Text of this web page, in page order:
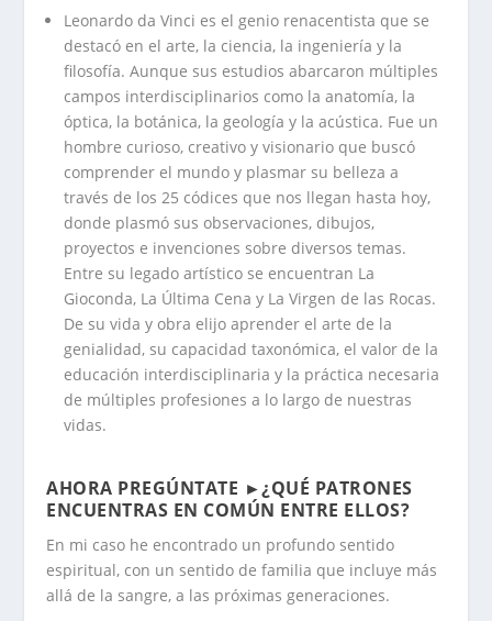
Leonardo da Vinci es el genio renacentista que se
destacó en el arte, la ciencia, la ingeniería y la
filosofía. Aunque sus estudios abarcaron múltiples
campos interdisciplinarios como la anatomía, la
óptica, la botánica, la geología y la acústica. Fue un
hombre curioso, creativo y visionario que buscó
comprender el mundo y plasmar su belleza a
través de los 25 códices que nos llegan hasta hoy,
donde plasmó sus observaciones, dibujos,
proyectos e invenciones sobre diversos temas.
Entre su legado artístico se encuentran La
Gioconda, La Última Cena y La Virgen de las Rocas.
De su vida y obra elijo aprender el arte de la
genialidad, su capacidad taxonómica, el valor de la
educación interdisciplinaria y la práctica necesaria
de múltiples profesiones a lo largo de nuestras
vidas.
AHORA PREGÚNTATE ►¿QUÉ PATRONES
ENCUENTRAS EN COMÚN ENTRE ELLOS?
En mi caso he encontrado un profundo sentido
espiritual, con un sentido de familia que incluye más
allá de la sangre, a las próximas generaciones.